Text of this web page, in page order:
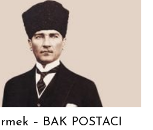
– BAK POSTACI